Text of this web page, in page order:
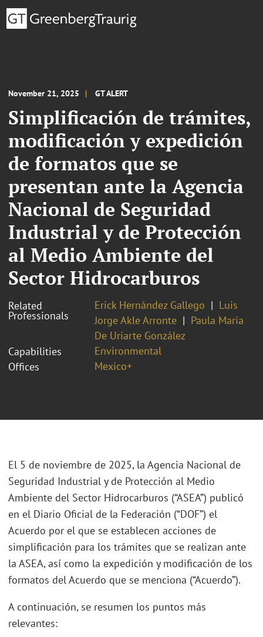
November 21, 2025 GT ALERT
Simplificación de trámites,
modificación y expedición
de formatos que se
presentan ante la Agencia
Nacional de Seguridad
Industrial y de Protección
al Medio Ambiente del
Sector Hidrocarburos
Related
Professionals
Erick Hernández Gallego
Luis
Jorge Akle Arronte
Paula Maria
De Uriarte González
Capabilities
Environmental
Offices
Mexico+
El 5 de noviembre de 2025, la Agencia Nacional de
Seguridad Industrial y de Protección al Medio
Ambiente del Sector Hidrocarburos (“ASEA”) publicó
en el Diario Oficial de la Federación (“DOF”) el
Acuerdo por el que se establecen acciones de
simplificación para los trámites que se realizan ante
la ASEA, así como la expedición y modificación de los
formatos del Acuerdo que se menciona (“Acuerdo”).
A continuación, se resumen los puntos más
relevantes: